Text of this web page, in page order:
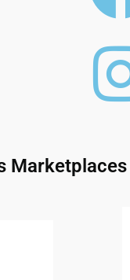
Marketplaces